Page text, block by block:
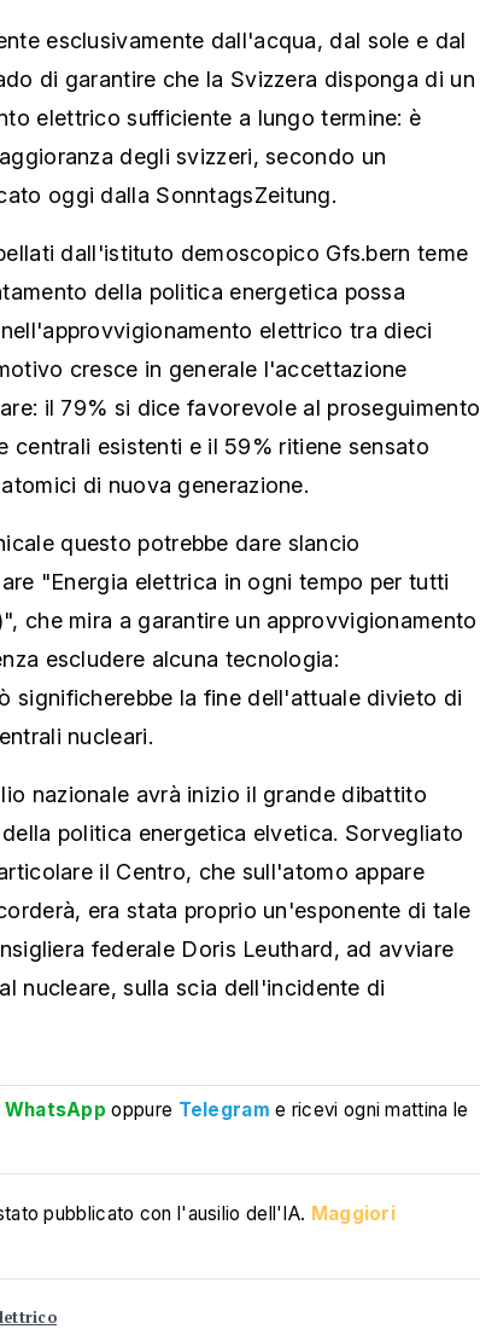
esclusivamente dall'acqua, dal sole e dal
di garantire che la Svizzera disponga di un
elettrico sufficiente a lungo termine: è
degli svizzeri, secondo un
oggi dalla SonntagsZeitung.
dall'istituto demoscopico Gfs.bern teme
della politica energetica possa
elettrico tra dieci
cresce in generale l'accettazione
il 79% si dice favorevole al proseguimento
centrali esistenti e il 59% ritiene sensato
di nuova generazione.
questo potrebbe dare slancio
"Energia elettrica in ogni tempo per tutti
che mira a garantire un approvvigionamento
escludere alcuna tecnologia:
significherebbe la fine dell'attuale divieto di
nucleari.
nazionale avrà inizio il grande dibattito
politica energetica elvetica. Sorvegliato
il Centro, che sull'atomo appare
era stata proprio un'esponente di tale
federale Doris Leuthard, ad avviare
nucleare, sulla scia dell'incidente di
WhatsApp oppure Telegram e ricevi ogni mattina le
pubblicato con l'ausilio dell'IA. Maggiori